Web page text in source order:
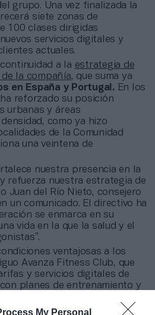
My Personal
grupo. Una vez finalizada la
siete zonas de
100 clases dirigidas
servicios digitales y
actuales.
a la estrategia de
la compañía, que suma ya
en España y Portugal. En los
reforzado su posición
urbanas y áreas
como ya hizo
de la Comunidad
una veintena de
nuestra presencia en la
refuerza nuestra estrategia de
Juan del Río Nieto, consejero
un comunicado. El directivo ha
se enmarca en su
vida en la que la salud y el
ventajosas a los
Avanza Fitness Club, que
y servicios digitales de
planes de entrenamiento y
de fidelización habitual, como